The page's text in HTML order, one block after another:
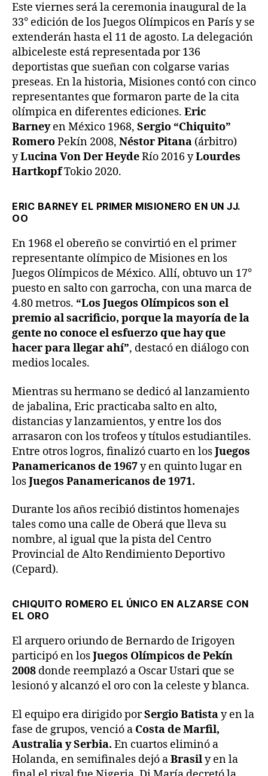
Este viernes será la ceremonia inaugural de la
33° edición de los Juegos Olímpicos en París y se
extenderán hasta el 11 de agosto. La delegación
albiceleste está representada por 136
deportistas que sueñan con colgarse varias
preseas. En la historia, Misiones contó con cinco
representantes que formaron parte de la cita
olímpica en diferentes ediciones. Eric
Barneyen México 1968, Sergio “Chiquito”
RomeroPekín 2008, Néstor Pitana (árbitro)
yLucina Von Der HeydeRío 2016 yLourdes
HartkopfTokio 2020.
ERIC BARNEY EL PRIMER MISIONERO EN UN JJ.
OO
En 1968 el obereño se convirtió en el primer
representante olímpico de Misiones en los
Juegos Olímpicos de México. Allí, obtuvo un 17°
puesto en salto con garrocha, con una marca de
4.80 metros. “Los Juegos Olímpicos son el
premio al sacrificio, porque la mayoría de la
gente no conoce el esfuerzo que hay que
hacer para llegar ahí”, destacó en diálogo con
medios locales.
Mientras su hermano se dedicó al lanzamiento
de jabalina, Eric practicaba salto en alto,
distancias y lanzamientos, y entre los dos
arrasaron con los trofeos y títulos estudiantiles.
Entre otros logros, finalizó cuarto en losJuegos
Panamericanos de 1967y en quinto lugar en
losJuegos Panamericanos de 1971.
Durante los años recibió distintos homenajes
tales como una calle de Oberá que lleva su
nombre, al igual que la pista del Centro
Provincial de Alto Rendimiento Deportivo
(Cepard).
CHIQUITO ROMERO EL ÚNICO EN ALZARSE CON
EL ORO
El arquero oriundo de Bernardo de Irigoyen
participó en losJuegos Olímpicos de Pekín
2008 donde reemplazó a Oscar Ustari que se
lesionó y alcanzó el oro con la celeste y blanca.
El equipo era dirigido porSergio Batistay en la
fase de grupos, venció a Costa de Marfil,
Australia y Serbia. En cuartos eliminó a
Holanda, en semifinales dejó aBrasily en la